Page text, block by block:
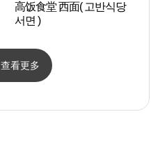
高饭食堂 西面( 고반식당
서면 )
查看更多